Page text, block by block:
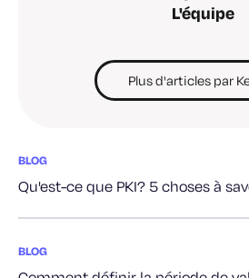
L'équipe
Plus d'articles par
BLOG
Qu'est-ce que PKI? 5 choses à
BLOG